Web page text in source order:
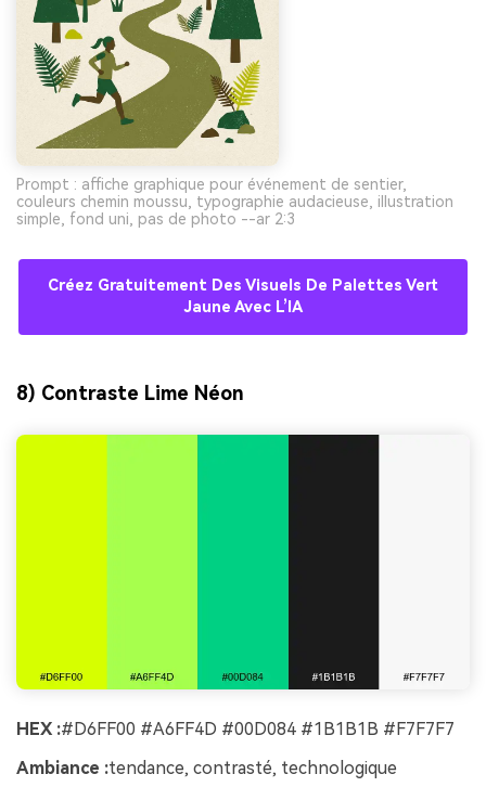
Prompt : affiche graphique pour événement de sentier,
couleurs chemin moussu, typographie audacieuse, illustration
simple, fond uni, pas de photo --ar 2:3
Créez Gratuitement Des Visuels De Palettes Vert
Jaune Avec L’IA
8) Contraste Lime Néon
HEX :#D6FF00 #A6FF4D #00D084 #1B1B1B #F7F7F7
Ambiance :tendance, contrasté, technologique